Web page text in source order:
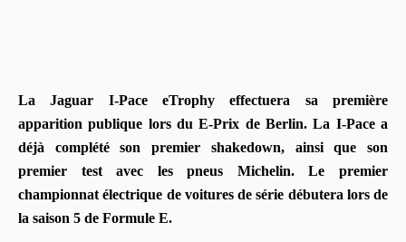
La Jaguar I-Pace eTrophy effectuera sa première
apparition publique lors du E-Prix de Berlin. La I-Pace a
déjà complété son premier shakedown, ainsi que son
premier test avec les pneus Michelin. Le premier
championnat électrique de voitures de série débutera lors de
la saison 5 de Formule E.